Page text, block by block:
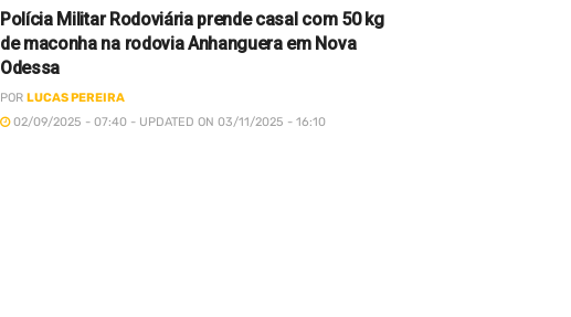
Polícia Militar Rodoviária prende casal com 50 kg
de maconha na rodovia Anhanguera em Nova
Odessa
POR LUCAS PEREIRA
02/09/2025 - 07:40 - UPDATED ON 03/11/2025 - 16:10